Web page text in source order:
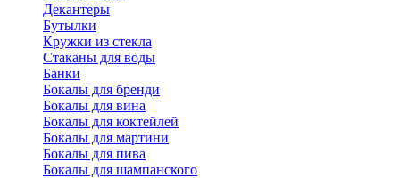
Декантеры
Бутылки
Кружки из стекла
Стаканы для воды
Банки
Бокалы для бренди
Бокалы для вина
Бокалы для коктейлей
Бокалы для мартини
Бокалы для пива
Бокалы для шампанского